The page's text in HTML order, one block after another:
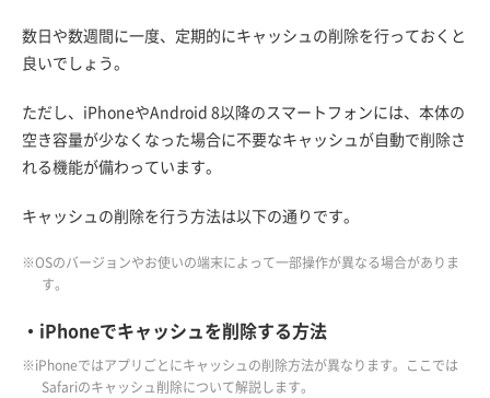
数日や数週間に一度、定期的にキャッシュの削除を行っておくと
良いでしょう。
ただし、iPhoneやAndroid 8以降のスマートフォンには、本体の
空き容量が少なくなった場合に不要なキャッシュが自動で削除さ
れる機能が備わっています。
キャッシュの削除を行う方法は以下の通りです。
※OSのバージョンやお使いの端末によって一部操作が異なる場合がありま
す。
・iPhoneでキャッシュを削除する方法
※iPhoneではアプリごとにキャッシュの削除方法が異なります。ここでは
Safariのキャッシュ削除について解説します。